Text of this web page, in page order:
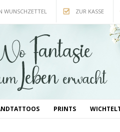
WUNSCHZETTEL ZUR KASSE
PRINTS